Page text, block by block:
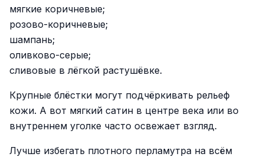
мягкие коричневые;
розово-коричневые;
шампань;
оливково-серые;
сливовые в лёгкой растушёвке.
Крупные блёстки могут подчёркивать рельеф
кожи. А вот мягкий сатин в центре века или во
внутреннем уголке часто освежает взгляд.
Лучше избегать плотного перламутра на всём